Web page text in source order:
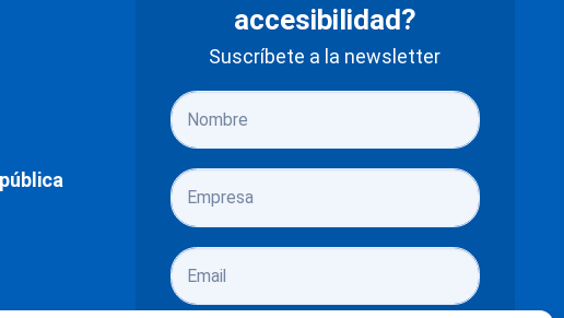
accesibilidad?
Suscríbete a la newsletter